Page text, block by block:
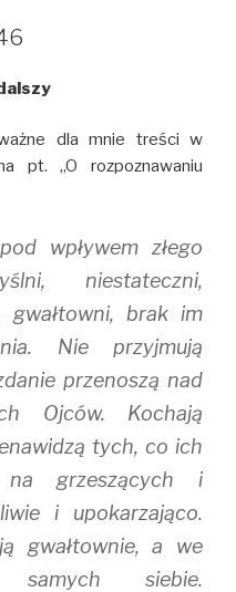
dla mnie treści w
pt. ,,O rozpoznawaniu
wpływem złego
niestateczni,
gwałtowni, brak im
Nie przyjmują
przenoszą nad
Ojców. Kochają
tych, co ich
na grzeszących i
i upokarzająco.
gwałtownie, a we
samych siebie.